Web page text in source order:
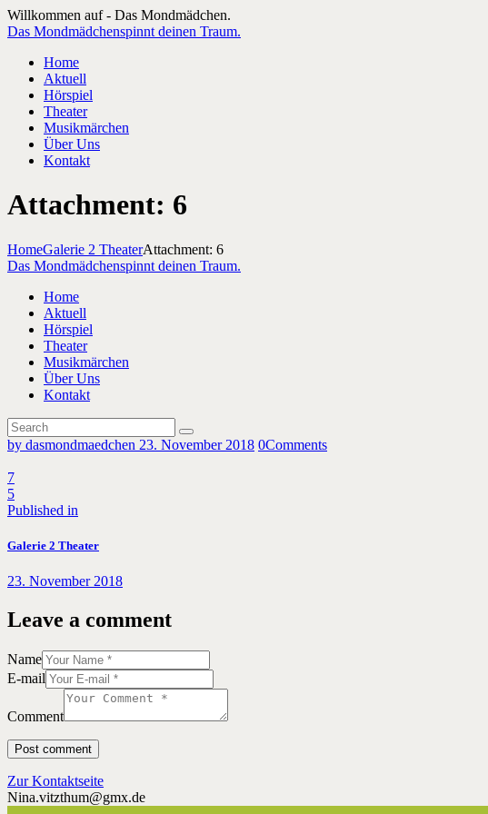
Willkommen auf - Das Mondmädchen.
Das Mondmädchenspinnt deinen Traum.
Home
Aktuell
Hörspiel
Theater
Musikmärchen
Über Uns
Kontakt
Attachment: 6
HomeGalerie 2 TheaterAttachment: 6
Das Mondmädchenspinnt deinen Traum.
Home
Aktuell
Hörspiel
Theater
Musikmärchen
Über Uns
Kontakt
by dasmondmaedchen 23. November 2018 0Comments
7
5
Beitragsnavigation
Published in
Galerie 2 Theater
23. November 2018
Leave a comment
Name
E-mail
Comment
Zur Kontaktseite
Nina.vitzthum@gmx.de